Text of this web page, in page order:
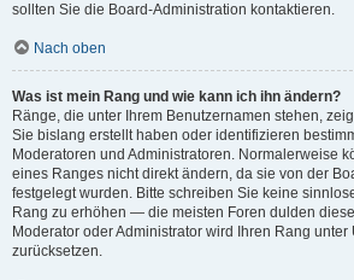
sollten Sie die Board-Administration kontaktieren.
Nach oben
Was ist mein Rang und wie kann ich ihn ändern?
Ränge, die unter Ihrem Benutzernamen stehen,
Sie bislang erstellt haben oder identifizieren
Moderatoren und Administratoren. Normalerweise
eines Ranges nicht direkt ändern, da sie von der
festgelegt wurden. Bitte schreiben Sie keine
Rang zu erhöhen — die meisten Foren dulden
Moderator oder Administrator wird Ihren Rang
zurücksetzen.